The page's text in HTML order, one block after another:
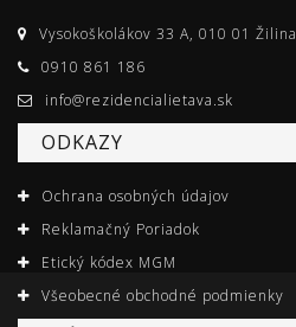
Vysokoškolákov 33 A, 010 01 Žilina
0910 861 186
info@rezidencialietava.sk
ODKAZY
Ochrana osobných údajov
Reklamačný Poriadok
Etický kódex MGM
Všeobecné obchodné podmienky